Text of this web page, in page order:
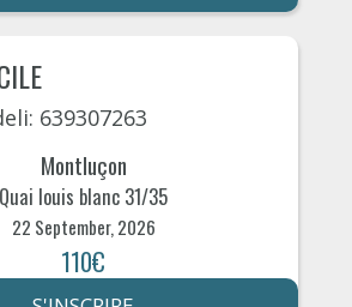
639307263
Montluçon
Quai louis blanc 31/35
22 September, 2026
110€